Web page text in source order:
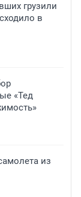
грузили
в
«Тед
из